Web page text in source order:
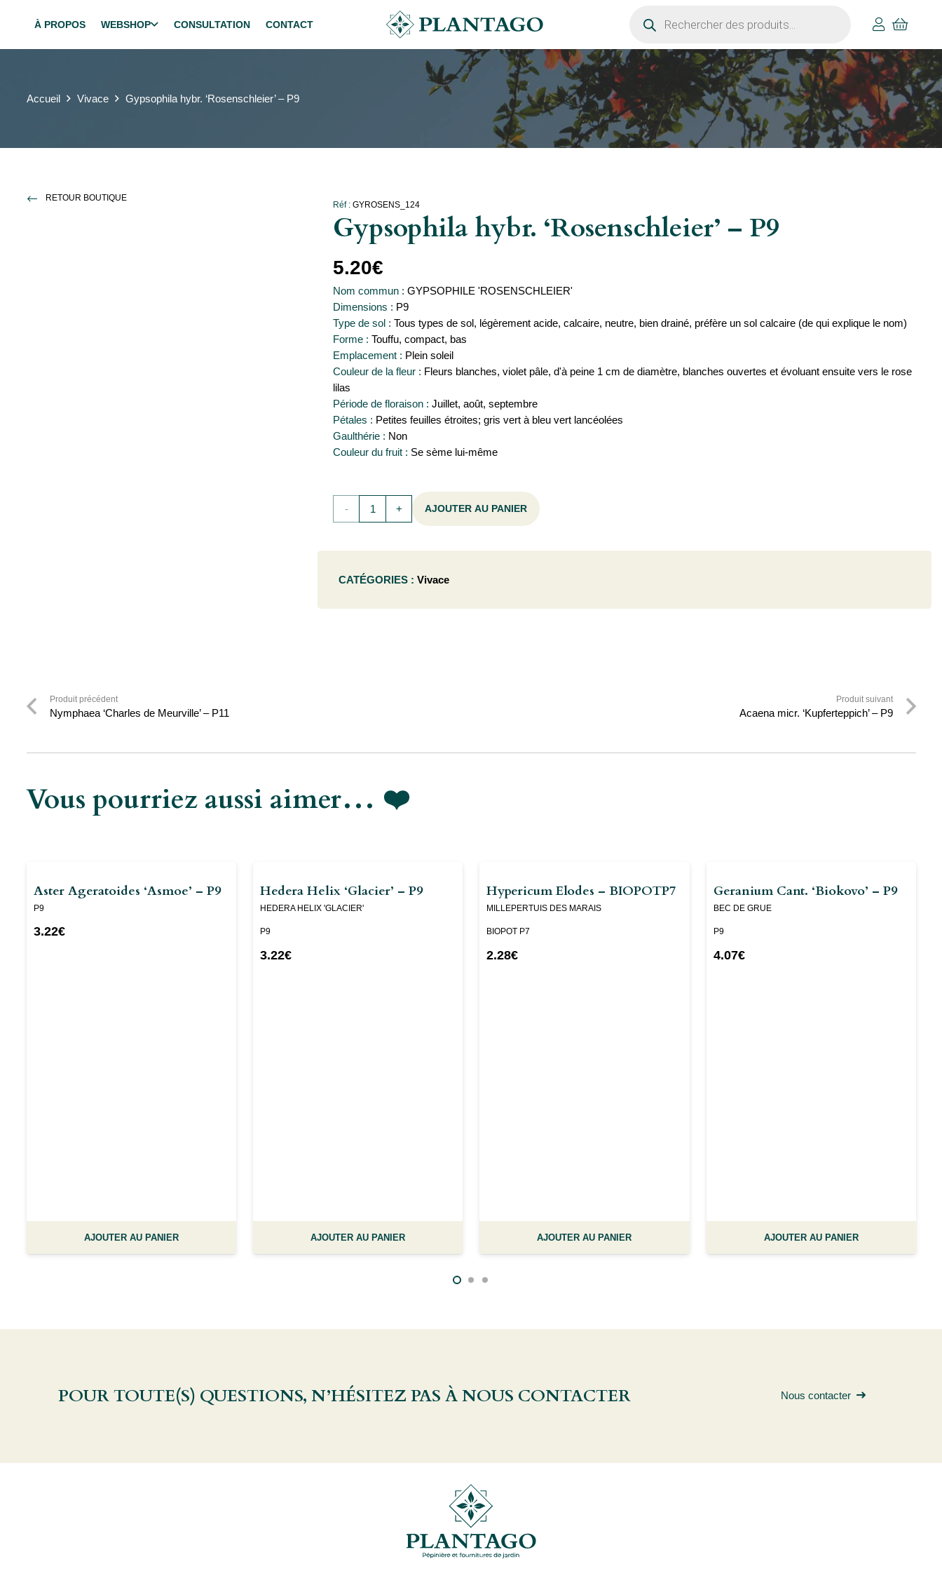
À PROPOS WEBSHOP CONSULTATION CONTACT
produits
Accueil Vivace Gypsophila hybr. ‘Rosenschleier’ – P9
RETOUR BOUTIQUE
Réf :GYROSENS_124
Gypsophila hybr. ‘Rosenschleier’ – P9
5.20€
Nom commun :GYPSOPHILE 'ROSENSCHLEIER'
Dimensions : P9
Type de sol :Tous types de sol, légèrement acide, calcaire, neutre, bien drainé, préfère un sol calcaire (de qui explique le nom)
Forme :Touffu, compact, bas
Emplacement : Plein soleil
Couleur de la fleur : Fleurs blanches, violet pâle, d'à peine 1 cm de diamètre, blanches ouvertes et évoluant ensuite vers le rose
lilas
Période de floraison :Juillet, août, septembre
Pétales : Petites feuilles étroites; gris vert à bleu vert lancéolées
Gaulthérie : Non
Couleur du fruit : Se sème lui-même
quantité
hybr.
'Rosenschleier'
AJOUTER AU PANIER
CATÉGORIES : Vivace
Produit précédent
Nymphaea ‘Charles de Meurville’ – P11
Produit suivant
Acaena micr. ‘Kupferteppich’ – P9
Vous pourriez aussi aimer… ❤️
Aster Ageratoides ‘Asmoe’ – P9
P9
3.22€
AJOUTER AU PANIER
Hedera Helix ‘Glacier’ – P9
HEDERA HELIX 'GLACIER'
P9
3.22€
AJOUTER AU PANIER
Hypericum Elodes – BIOPOTP7
MILLEPERTUIS DES MARAIS
BIOPOT P7
2.28€
AJOUTER AU PANIER
Geranium Cant. ‘Biokovo’ – P9
BEC DE GRUE
P9
4.07€
AJOUTER AU PANIER
POUR TOUTE(S) QUESTIONS, N’HÉSITEZ PAS À NOUS CONTACTER Nous contacter